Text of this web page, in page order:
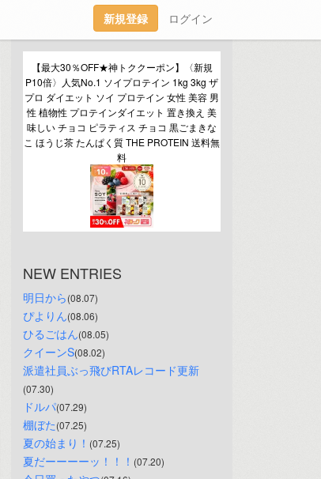
新規登録 ログイン
【最大30％OFF★神トククーポン】〈新規
P10倍〉人気No.1 ソイプロテイン 1kg 3kg ザ
プロ ダイエット ソイ プロテイン 女性 美容 男
性 植物性 プロテインダイエット 置き換え 美
味しい チョコ ピラティス チョコ 黒ごまきな
こ ほうじ茶 たんぱく質 THE PROTEIN 送料無
料
NEW ENTRIES
明日から(08.07)
ぴよりん(08.06)
ひるごはん(08.05)
クイーンS(08.02)
派遣社員ぶっ飛びRTAレコード更新
(07.30)
ドルパ(07.29)
棚ぼた(07.25)
夏の始まり！ (07.25)
夏だーーーーッ！！！ (07.20)